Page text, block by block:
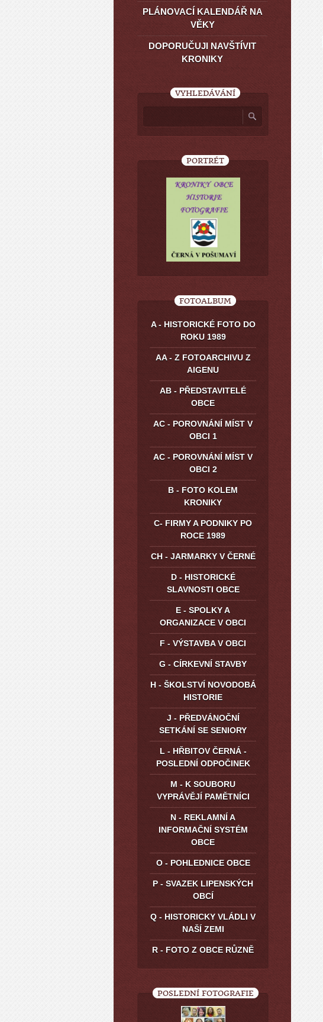
PLÁNOVACÍ KALENDÁŘ NA
VĚKY
DOPORUČUJI NAVŠTÍVIT
KRONIKY
VYHLEDÁVÁNÍ
PORTRÉT
FOTOALBUM
A - HISTORICKÉ FOTO DO
ROKU 1989
AA - Z FOTOARCHIVU Z
AIGENU
AB - PŘEDSTAVITELÉ
OBCE
AC - POROVNÁNÍ MÍST V
OBCI 1
AC - POROVNÁNÍ MÍST V
OBCI 2
B - FOTO KOLEM
KRONIKY
C- FIRMY A PODNIKY PO
ROCE 1989
CH - JARMARKY V ČERNÉ
D - HISTORICKÉ
SLAVNOSTI OBCE
E - SPOLKY A
ORGANIZACE V OBCI
F - VÝSTAVBA V OBCI
G - CÍRKEVNÍ STAVBY
H - ŠKOLSTVÍ NOVODOBÁ
HISTORIE
J - PŘEDVÁNOČNÍ
SETKÁNÍ SE SENIORY
L - HŘBITOV ČERNÁ -
POSLEDNÍ ODPOČINEK
M - K SOUBORU
VYPRÁVĚJÍ PAMĚTNÍCI
N - REKLAMNÍ A
INFORMAČNÍ SYSTÉM
OBCE
O - POHLEDNICE OBCE
P - SVAZEK LIPENSKÝCH
OBCÍ
Q - HISTORICKY VLÁDLI V
NAŠÍ ZEMI
R - FOTO Z OBCE RŮZNĚ
POSLEDNÍ FOTOGRAFIE